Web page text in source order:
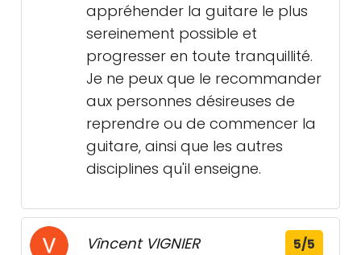
appréhender la guitare le plus
sereinement possible et
progresser en toute tranquillité.
Je ne peux que le recommander
aux personnes désireuses de
reprendre ou de commencer la
guitare, ainsi que les autres
disciplines qu'il enseigne.
Vîncent VIGNIER 5/5